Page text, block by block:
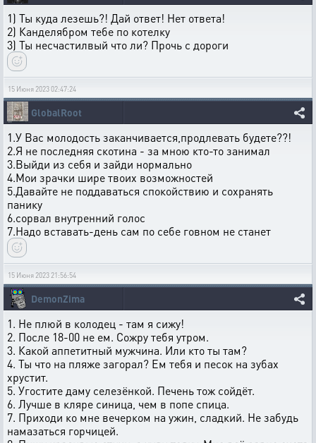
1) Ты куда лезешь?! Дай ответ! Нет ответа!
2) Канделябром тебе по котелку
3) Ты несчастилвый что ли? Прочь с дороги
15 Июня 2023 02:47:24
GlobalRoot
1.У Вас молодость заканчивается,продлевать будете??!
2.Я не последняя скотина - за мною кто-то занимал
3.Выйди из себя и зайди нормально
4.Мои зрачки шире твоих возможностей
5.Давайте не поддаваться спокойствию и сохранять
панику
6.сорвал внутренний голос
7.Надо вставать-день сам по себе говном не станет
15 Июня 2023 21:56:54
DemonZima
1. Не плюй в колодец - там я сижу!
2. После 18-00 не ем. Сожру тебя утром.
3. Какой аппетитный мужчина. Или кто ты там?
4. Ты что на пляже загорал? Ем тебя и песок на зубах
хрустит.
5. Угостите даму селезёнкой. Печень тож сойдёт.
6. Лучше в кляре синица, чем в попе спица.
7. Приходи ко мне вечерком на ужин, сладкий. Не забудь
намазаться горчицей.